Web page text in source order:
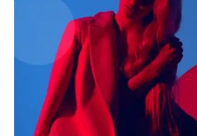
Contact Us
About Us
Privacy Policy
Terms of Use Agreement
Facebook
X WhatsApp
Share